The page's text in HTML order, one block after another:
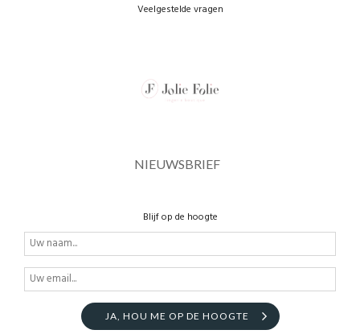
Veelgestelde vragen
NIEUWSBRIEF
Blijf op de hoogte
JA, HOU ME OP DE HOOGTE